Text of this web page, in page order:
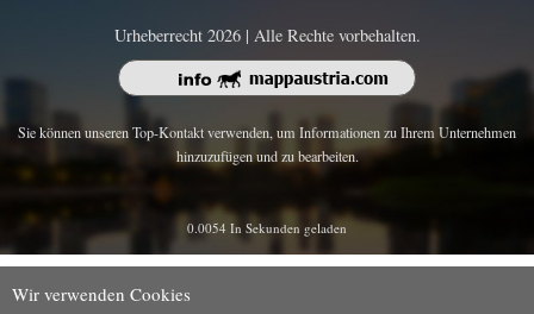
Urheberrecht 2026 | Alle Rechte vorbehalten.
Sie können unseren Top-Kontakt verwenden, um Informationen zu Ihrem Unternehmen
hinzuzufügen und zu bearbeiten.
0.0054 In Sekunden geladen
Wir verwenden Cookies